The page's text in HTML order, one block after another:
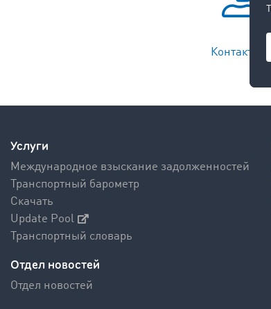
Контакты >
Услуги
Международное взыскание задолженностей
Транспортный барометр
Скачать
Update Pool
Транспортный словарь
Отдел новостей
Отдел новостей